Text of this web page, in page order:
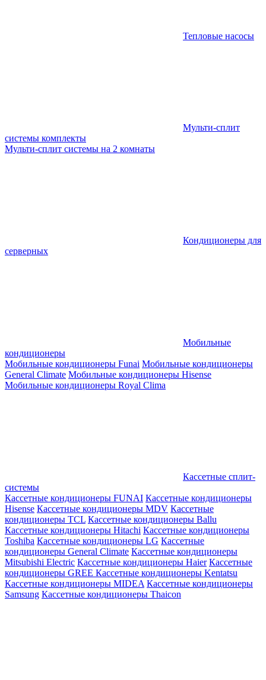
Тепловые насосы
Мульти-сплит
системы комплекты
Мульти-сплит системы на 2 комнаты
Кондиционеры для
серверных
Мобильные
кондиционеры
Мобильные кондиционеры Funai Мобильные кондиционеры
General Climate Мобильные кондиционеры Hisense
Мобильные кондиционеры Royal Clima
Кассетные сплит-
системы
Кассетные кондиционеры FUNAI Кассетные кондиционеры
Hisense Кассетные кондиционеры MDV Кассетные
кондиционеры TCL Кассетные кондиционеры Ballu
Кассетные кондиционеры Hitachi Кассетные кондиционеры
Toshiba Кассетные кондиционеры LG Кассетные
кондиционеры General Climate Кассетные кондиционеры
Mitsubishi Electric Кассетные кондиционеры Haier Кассетные
кондиционеры GREE Кассетные кондиционеры Kentatsu
Кассетные кондиционеры MIDEA Кассетные кондиционеры
Samsung Кассетные кондиционеры Thaicon